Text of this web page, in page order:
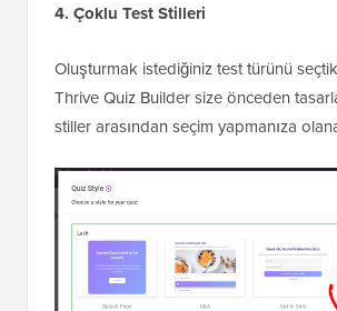
4. Çoklu Test Stilleri
Oluşturmak istediğiniz test türünü
Thrive Quiz Builder size önceden
stiller arasından seçim yapmanıza